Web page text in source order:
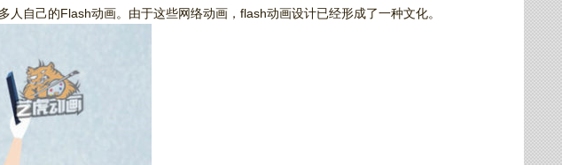
自己的Flash动画。由于这些网络动画，flash动画设计已经形成了一种文化。